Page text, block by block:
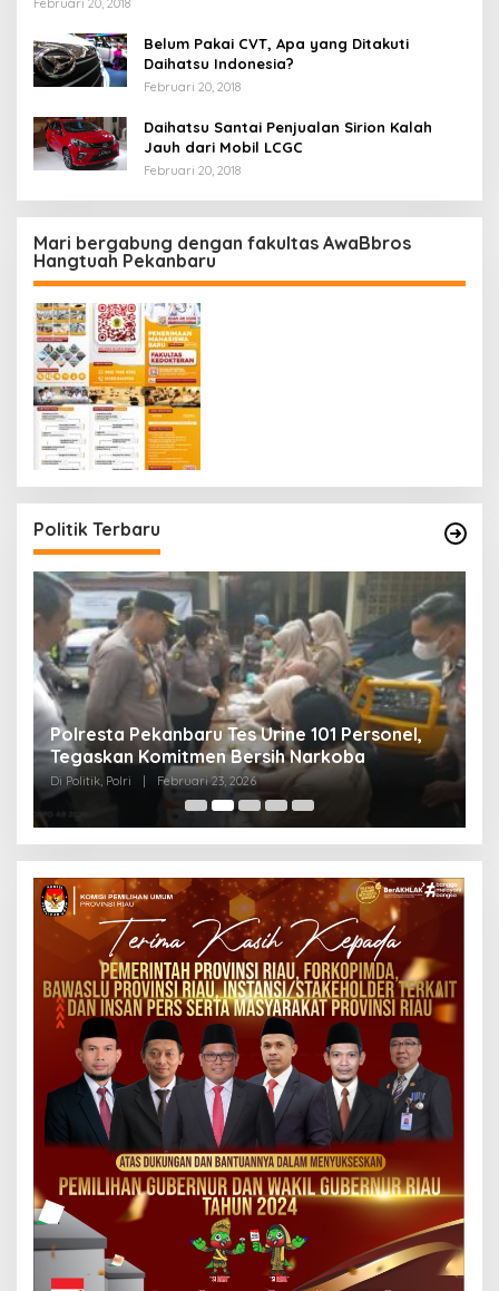
Belum Pakai CVT, Apa yang Ditakuti
Daihatsu Indonesia?
Februari 20, 2018
Daihatsu Santai Penjualan Sirion Kalah
Jauh dari Mobil LCGC
Februari 20, 2018
Mari bergabung dengan fakultas AwaBbros
Hangtuah Pekanbaru
Politik Terbaru
Polresta Pekanbaru Tes Urine 101 Personel,
Tegaskan Komitmen Bersih Narkoba
Di Politik, Polri Februari 23, 2026